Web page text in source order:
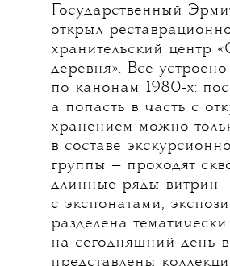
Государственный
открыл
хранительский центр
деревня». Все устроено
по канонам 1980-х:
а попасть в часть с
хранением можно
в составе
группы — проходят
длинные ряды витрин
с экспонатами,
разделена тематически:
на сегодняшний день
представлены